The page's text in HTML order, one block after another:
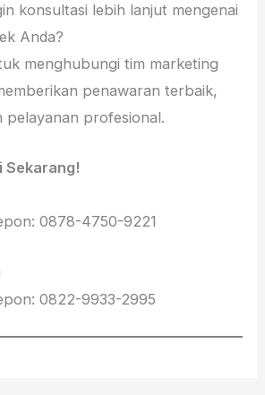
konsultasi lebih lanjut mengenai
Anda?
menghubungi tim marketing
penawaran terbaik,
pelayanan profesional.
Sekarang!
0878-4750-9221
0822-9933-2995